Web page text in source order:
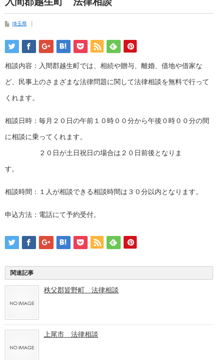
埼玉県
相談内容：入間郡越生町では、相続や贈与、離婚、借地や借家な
ど、民事上のさまざまな法律問題に関して法律相談を無料で行って
くれます。
相談日時：毎月２０日の午前１０時００分から午後０時００分の間
に相談に乗ってくれます。
２０日が土日祝日の場合は２０日前後となりま
す。
相談時間：１人が相談できる相談時間は３０分以内となります。
申込方法：電話にて予約受付。
関連記事
秩父郡皆野町 法律相談
上尾市 法律相談